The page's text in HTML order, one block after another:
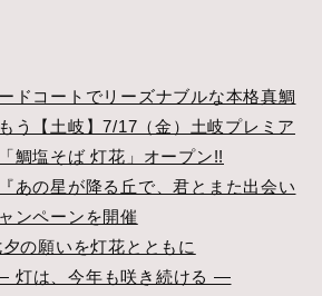
ドコートでリーズナブルな本格真鯛
う【土岐】7/17（金）土岐プレミア
鯛塩そば 灯花」オープン!!
あの星が降る丘で、君とまた出会い
ンペーンを開催
の願いを灯花とともに
灯は、今年も咲き続ける ―